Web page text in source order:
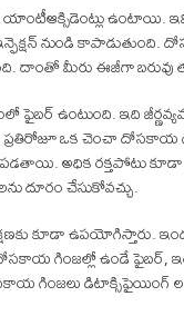
ఉంటాయి. ఇవి
నుండి కాపాడుతుంది.
దాంతో మీరు ఈజీగా బరువు
ఉంటుంది. ఇది
ఒక చెంచా దోసకాయ
అధిక రక్తపోటు కూడా
దూరం చేసుకోవచ్చు.
కూడా ఉపయోగిస్తారు.
దోసకాయ గింజల్లో ఉండే
గింజలు